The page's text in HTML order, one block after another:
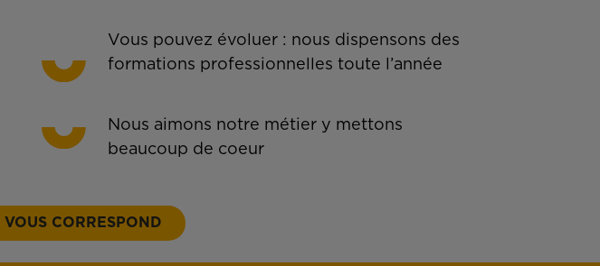
Vous pouvez évoluer : nous dispensons des
formations professionnelles toute l’année
Nous aimons notre métier y mettons
beaucoup de coeur
CORRESPOND